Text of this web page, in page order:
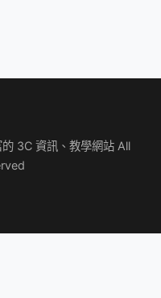
3C 資訊、教學網站 All